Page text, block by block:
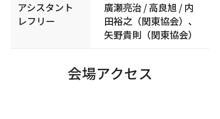
アシスタント
レフリー
廣瀬亮治 / 高良旭 / 内
田裕之（関東協会）、
矢野貴則（関東協会）
会場アクセス